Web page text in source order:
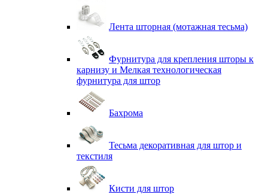
Лента шторная (мотажная тесьма)
Фурнитура для крепления шторы к
карнизу и Мелкая технологическая
фурнитура для штор
Бахрома
Тесьма декоративная для штор и
текстиля
Кисти для штор